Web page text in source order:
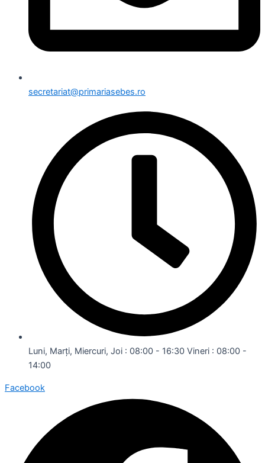
secretariat@primariasebes.ro
Luni, Marți, Miercuri, Joi : 08:00 - 16:30 Vineri : 08:00 -
14:00
Facebook